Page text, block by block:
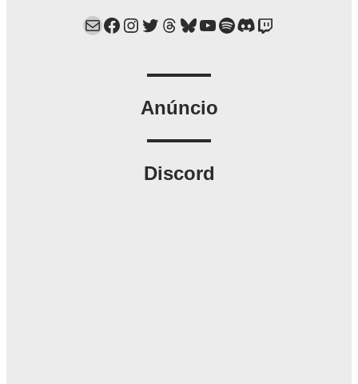
Mail Facebook Instagram Twitter Threads Bluesky YouTube Spotify Discord Twitch
Anúncio
Discord